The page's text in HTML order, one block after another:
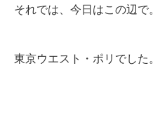
それでは、今日はこの辺で。
東京ウエスト・ポリでした。